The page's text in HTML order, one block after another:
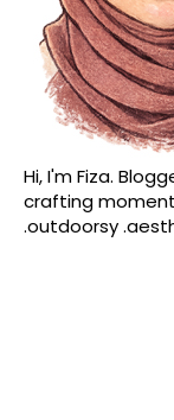
Hi, I'm Fiza.
crafting
.outdoorsy